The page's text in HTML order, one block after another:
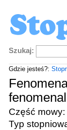
Szukaj:
Gdzie jesteś?:
Część mowy:
Typ